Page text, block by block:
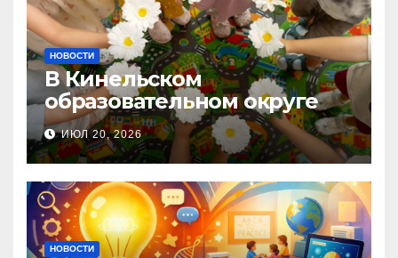
НОВОСТИ
В Кинельском
образовательном округе
прошла Неделя правовой
помощи, посвящённая Дню
семьи, любви и верности
ИЮЛ 20, 2026
НОВОСТИ